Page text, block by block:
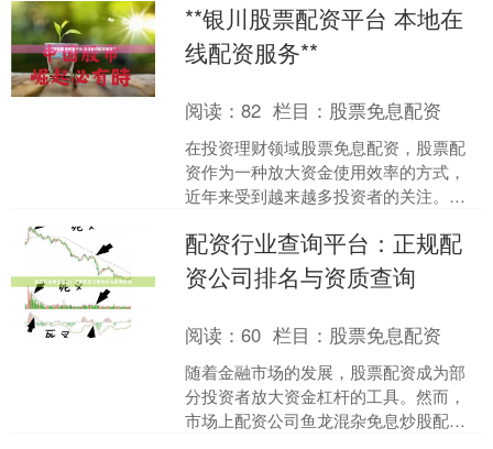
运而生。面对市场上琳琅满目....
**银川股票配资平台 本地在
线配资服务**
阅读：82 栏目： 股票免息配资
在投资理财领域股票免息配资，股票配
资作为一种放大资金使用效率的方式，
近年来受到越来越多投资者的关注。对
规、安全、便捷的配资平台至....
配资行业查询平台：正规配
资公司排名与资质查询
阅读：60 栏目： 股票免息配资
随着金融市场的发展，股票配资成为部
分投资者放大资金杠杆的工具。然而，
市场上配资公司鱼龙混杂免息炒股配